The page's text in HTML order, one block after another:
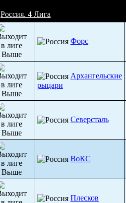
Россия. 4 Лига
Форс
Архангельские
рыцари
Северсталь
ВоКС
Плесков